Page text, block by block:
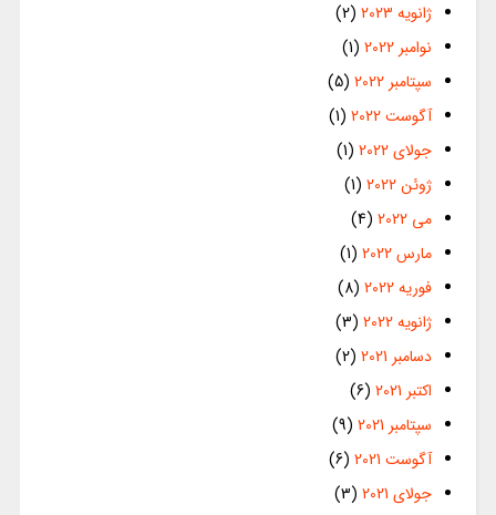
ژانویه 2023
(2)
نوامبر 2022
(1)
سپتامبر 2022
(5)
آگوست 2022
(1)
جولای 2022
(1)
ژوئن 2022
(1)
می 2022
(4)
مارس 2022
(1)
فوریه 2022
(8)
ژانویه 2022
(3)
دسامبر 2021
(2)
اکتبر 2021
(6)
سپتامبر 2021
(9)
آگوست 2021
(6)
جولای 2021
(3)